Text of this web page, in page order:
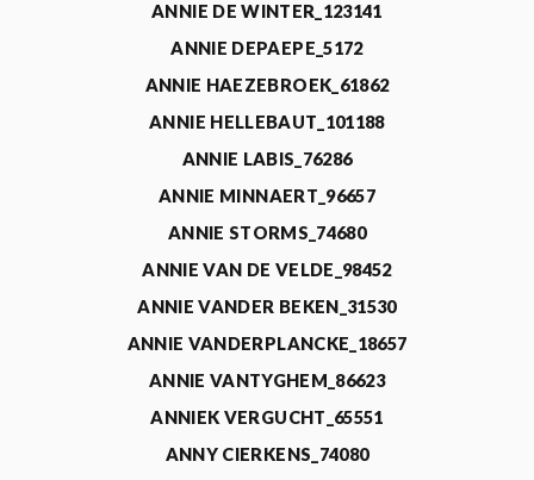
ANNIE DE WINTER_123141
ANNIE DEPAEPE_5172
ANNIE HAEZEBROEK_61862
ANNIE HELLEBAUT_101188
ANNIE LABIS_76286
ANNIE MINNAERT_96657
ANNIE STORMS_74680
ANNIE VAN DE VELDE_98452
ANNIE VANDER BEKEN_31530
ANNIE VANDERPLANCKE_18657
ANNIE VANTYGHEM_86623
ANNIEK VERGUCHT_65551
ANNY CIERKENS_74080